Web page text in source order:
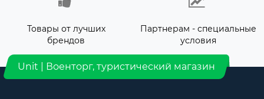
Товары от лучших
брендов
Партнерам - специальные
условия
Unit | Военторг, туристический магазин